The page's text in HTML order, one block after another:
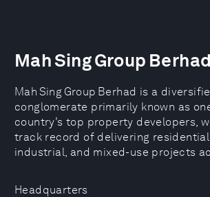
Headquarters
Mah Sing Group Berhad
Mah Sing Group Berhad is a
conglomerate primarily known as
country’s top property developers,
track record of delivering
industrial, and mixed-use projects